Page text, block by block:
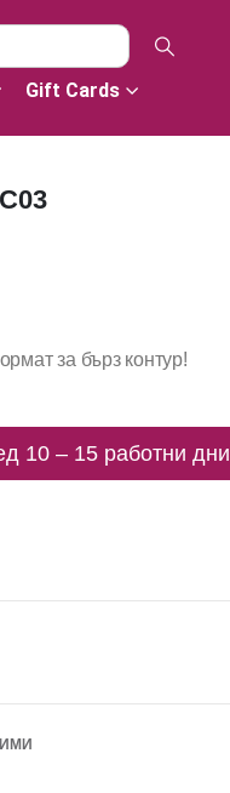
Gift Cards
за бърз контур!
10 – 15 работни дни